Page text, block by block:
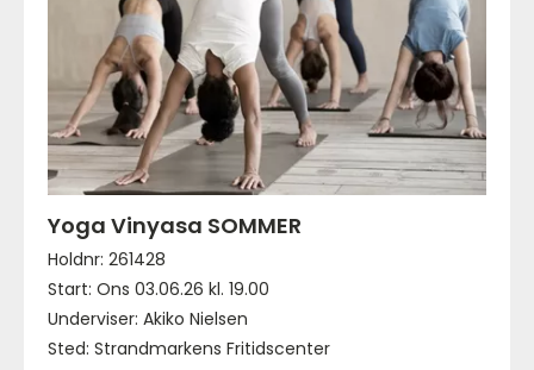
Yoga Vinyasa SOMMER
Holdnr: 261428
Start: Ons 03.06.26 kl. 19.00
Underviser: Akiko Nielsen
Sted: Strandmarkens Fritidscenter